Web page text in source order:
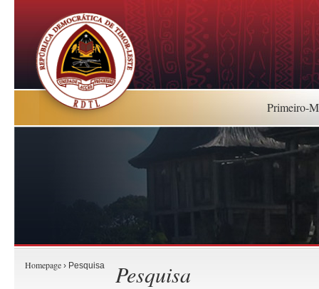
Primeiro-
Homepage › Pesquisa Pesquisa